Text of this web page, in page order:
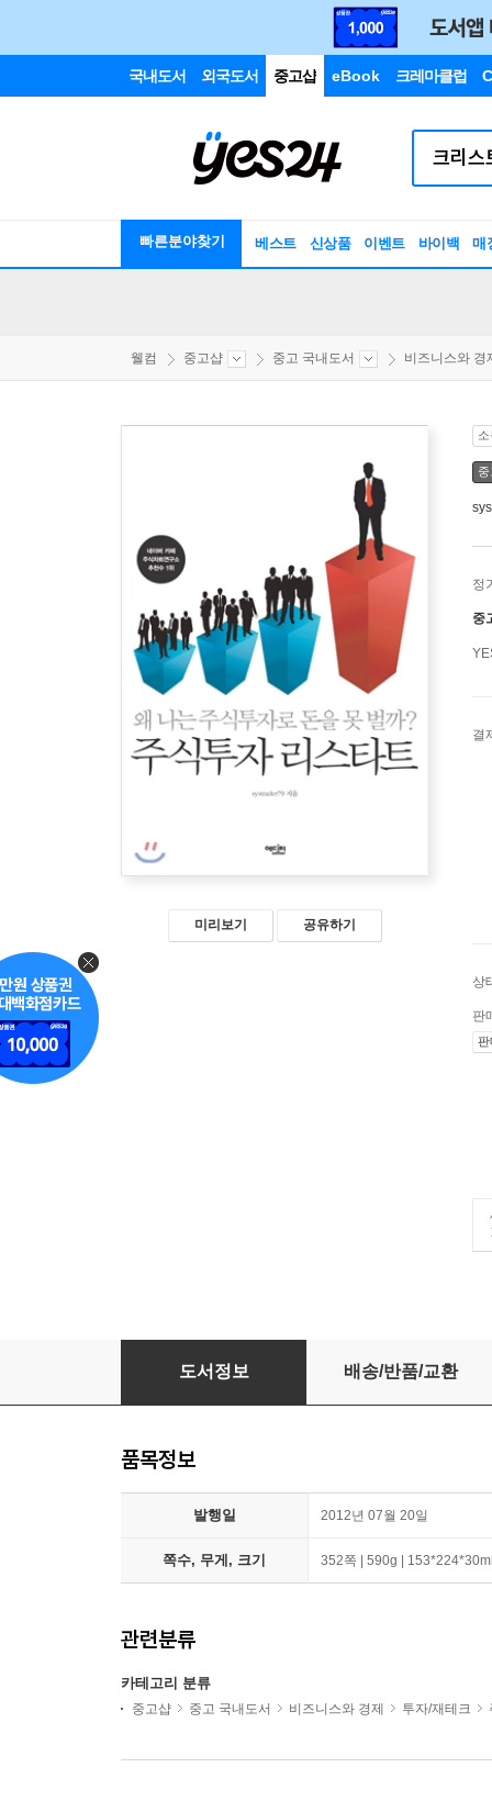
국내도서 외국도서 중고샵 eBook 크레마클럽
빠른분야찾기 베스트 신상품 이벤트 바이백 매
웰컴 중고샵 중고 국내도서 비즈니스와 경
미리보기 공유하기
정
중
결
상
판
판
주식투자 리스타트
도서정보 배송/반품/교환
품목정보
발행일 2012년 07월 20일
쪽수, 무게, 크기 352쪽 | 590g |
관련분류
카테고리 분류
중고샵 중고 국내도서 비즈니스와 경제 투자/재테크